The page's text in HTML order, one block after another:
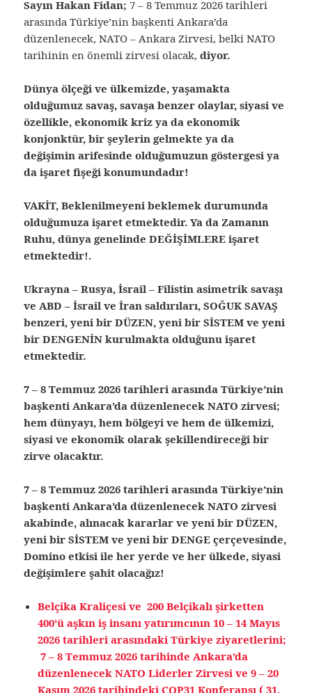
Sayın Hakan Fidan; 7 – 8 Temmuz 2026 tarihleri
arasında Türkiye’nin başkenti Ankara’da
düzenlenecek, NATO – Ankara Zirvesi, belki NATO
tarihinin en önemli zirvesi olacak,diyor.
Dünya ölçeği ve ülkemizde, yaşamakta
olduğumuz savaş, savaşa benzer olaylar, siyasi ve
özellikle, ekonomik kriz ya da ekonomik
konjonktür, bir şeylerin gelmekte ya da
değişimin arifesinde olduğumuzun göstergesi ya
da işaret fişeği konumundadır!
VAKİT, Beklenilmeyeni beklemek durumunda
olduğumuza işaret etmektedir. Ya da Zamanın
Ruhu, dünya genelinde DEĞİŞİMLERE işaret
etmektedir!.
Ukrayna – Rusya, İsrail – Filistin asimetrik savaşı
ve ABD – İsrail ve İran saldırıları, SOĞUK SAVAŞ
benzeri, yeni bir DÜZEN, yeni bir SİSTEM ve yeni
bir DENGENİN kurulmakta olduğunu işaret
etmektedir.
7 – 8 Temmuz 2026 tarihleri arasında Türkiye’nin
başkenti Ankara’da düzenlenecek NATO zirvesi;
hem dünyayı, hem bölgeyi ve hem de ülkemizi,
siyasi ve ekonomik olarak şekillendireceği bir
zirve olacaktır.
7 – 8 Temmuz 2026 tarihleri arasında Türkiye’nin
başkenti Ankara’da düzenlenecek NATO zirvesi
akabinde, alınacak kararlar ve yeni bir DÜZEN,
yeni bir SİSTEM ve yeni bir DENGE çerçevesinde,
Domino etkisi ile her yerde ve her ülkede, siyasi
değişimlere şahit olacağız!
Belçika Kraliçesi ve 200 Belçikalı şirketten
400’ü aşkın iş insanı yatırımcının 10 – 14 Mayıs
2026 tarihleri arasındaki Türkiye ziyaretlerini;
7 – 8 Temmuz 2026 tarihinde Ankara’da
düzenlenecek NATO Liderler Zirvesi ve 9 – 20
Kasım 2026 tarihindeki COP31 Konferansı ( 31.